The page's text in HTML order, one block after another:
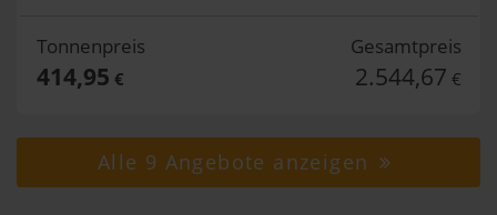
Tonnenpreis
414,95 €
Gesamtpreis
2.544,67 €
Alle 9 Angebote anzeigen